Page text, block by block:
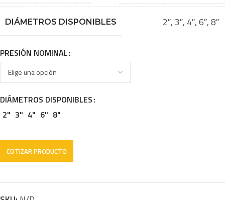
DIÁMETROS DISPONIBLES 2″, 3″, 4″,6″,8″
PRESIÓN NOMINAL
DIÁMETROS DISPONIBLES
2" 3" 4" 6" 8"